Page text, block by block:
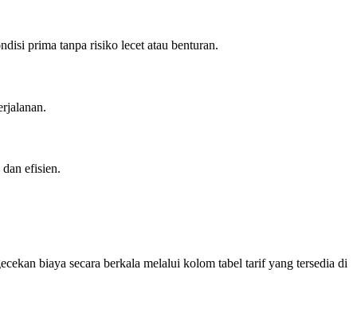
prima tanpa risiko lecet atau benturan.
efisien.
biaya secara berkala melalui kolom tabel tarif yang tersedia di